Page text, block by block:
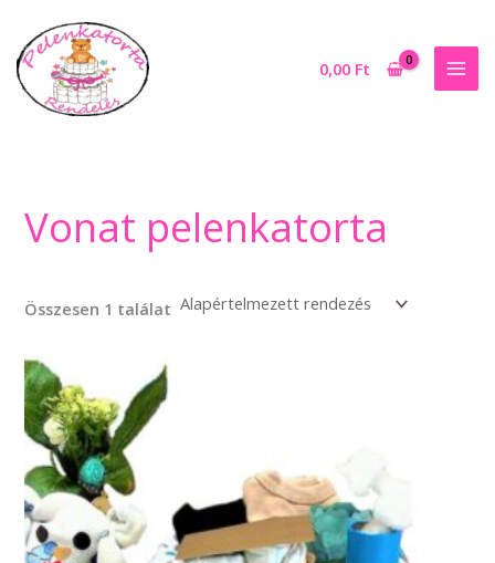
content
0,00 Ft
Vonat pelenkatorta
Összesen 1 találat